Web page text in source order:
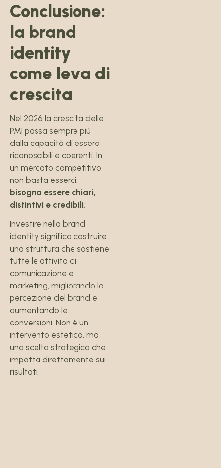
Conclusione:
la brand
identity
come leva di
crescita
Nel 2026 la crescita delle
PMI passa sempre più
dalla capacità di essere
riconoscibili e coerenti. In
un mercato competitivo,
non basta esserci:
bisogna essere chiari,
distintivi e credibili.
Investire nella brand
identity significa costruire
una struttura che sostiene
tutte le attività di
comunicazione e
marketing, migliorando la
percezione del brand e
aumentando le
conversioni. Non è un
intervento estetico, ma
una scelta strategica che
impatta direttamente sui
risultati.